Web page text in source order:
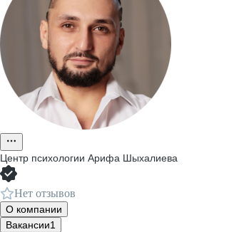
Центр психологии Арифа Шыхалиева
Нет отзывов
О компании
Вакансии1